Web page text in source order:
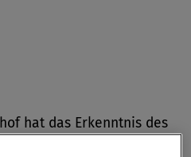
hat das Erkenntnis des